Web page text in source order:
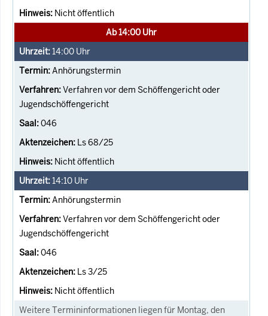
Nicht öffentlich
Ab 14:00 Uhr
14:00 Uhr
Anhörungstermin
Verfahren vor dem Schöffengericht oder
Jugendschöffengericht
046
Ls 68/25
Nicht öffentlich
14:10 Uhr
Anhörungstermin
Verfahren vor dem Schöffengericht oder
Jugendschöffengericht
046
Ls 3/25
Nicht öffentlich
Weitere Termininformationen liegen für Montag, den